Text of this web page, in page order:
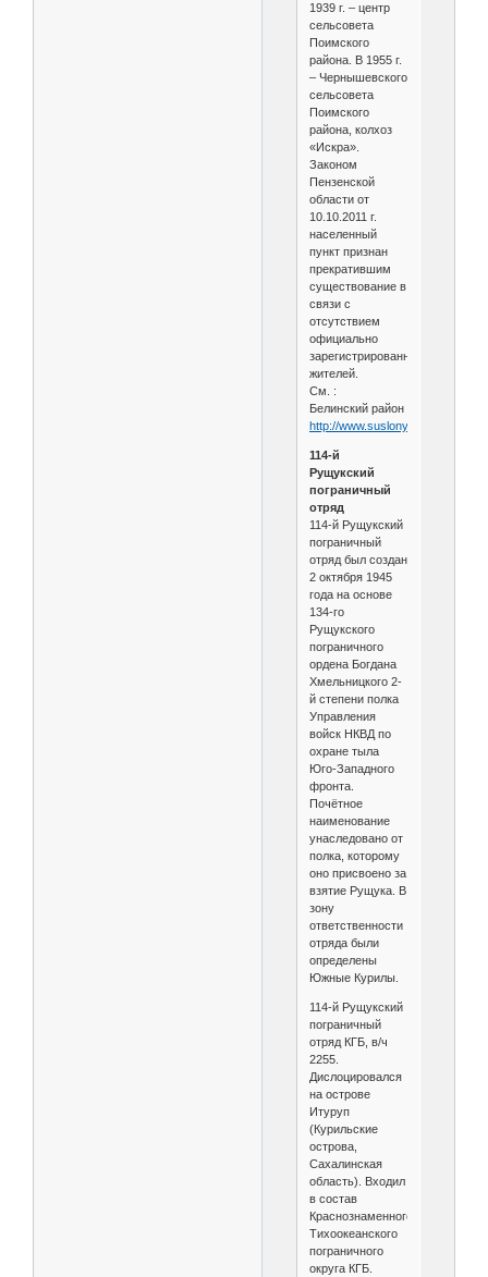
1939 г. – центр
сельсовета
Поимского
района. В 1955 г.
– Чернышевского
сельсовета
Поимского
района, колхоз
«Искра».
Законом
Пензенской
области от
10.10.2011 г.
населенный
пункт признан
прекратившим
существование в
связи с
отсутствием
официально
зарегистрированных
жителей.
См. :
Белинский район
http://www.suslony.ru/
114-й
Рущукский
пограничный
отряд
114-й Рущукский
пограничный
отряд был создан
2 октября 1945
года на основе
134-го
Рущукского
пограничного
ордена Богдана
Хмельницкого 2-
й степени полка
Управления
войск НКВД по
охране тыла
Юго-Западного
фронта.
Почётное
наименование
унаследовано от
полка, которому
оно присвоено за
взятие Рущука. В
зону
ответственности
отряда были
определены
Южные Курилы.
114-й Рущукский
пограничный
отряд КГБ, в/ч
2255.
Дислоцировался
на острове
Итуруп
(Курильские
острова,
Сахалинская
область). Входил
в состав
Краснознаменного
Тихоокеанского
пограничного
округа КГБ.